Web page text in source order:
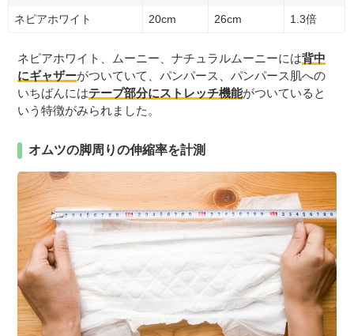
ネピアホワイト 20cm 26cm 1.3倍
ネピアホワイト、ムーニー、ナチュラルムーニーには背中
にギャザーがついていて、パンパース、パンパース肌への
いちばんにはテープ部分にストレッチ機能がついていると
いう特徴がみられました。
オムツの脚周りの伸縮率を計測